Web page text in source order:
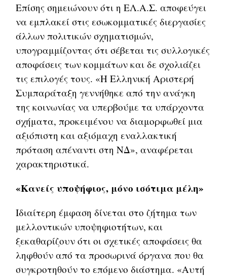
Επίσης σημειώνουν ότι η ΕΛ.Α.Σ. αποφεύγει
να εμπλακεί στις εσωκομματικές διεργασίες
άλλων πολιτικών σχηματισμών,
υπογραμμίζοντας ότι σέβεται τις συλλογικές
αποφάσεις των κομμάτων και δε σχολιάζει
τις επιλογές τους. «Η Ελληνική Αριστερή
Συμπαράταξη γεννήθηκε από την ανάγκη
της κοινωνίας να υπερβούμε τα υπάρχοντα
σχήματα, προκειμένου να διαμορφωθεί μια
αξιόπιστη και αξιόμαχη εναλλακτική
πρόταση απέναντι στη ΝΔ», αναφέρεται
χαρακτηριστικά.
«Κανείς υποψήφιος, μόνο ισότιμα μέλη»
Ιδιαίτερη έμφαση δίνεται στο ζήτημα των
μελλοντικών υποψηφιοτήτων, και
ξεκαθαρίζουν ότι οι σχετικές αποφάσεις θα
ληφθούν από τα προσωρινά όργανα που θα
συγκροτηθούν το επόμενο διάστημα. «Αυτή